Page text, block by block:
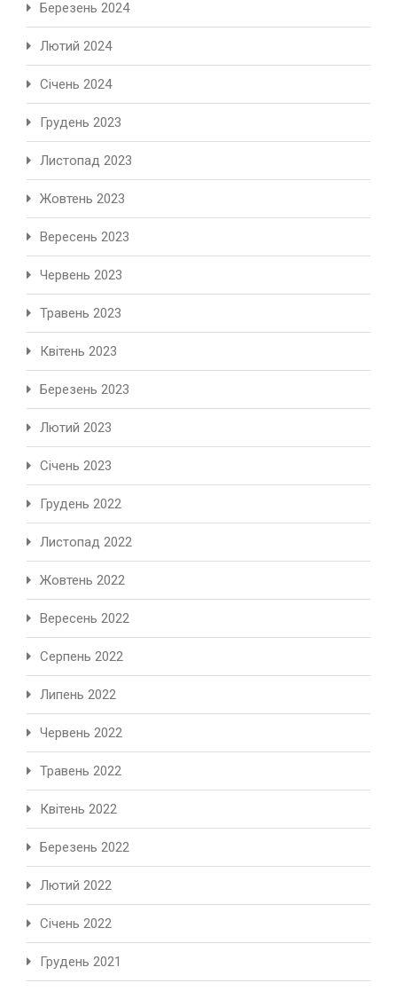
Березень 2024
Лютий 2024
Січень 2024
Грудень 2023
Листопад 2023
Жовтень 2023
Вересень 2023
Червень 2023
Травень 2023
Квітень 2023
Березень 2023
Лютий 2023
Січень 2023
Грудень 2022
Листопад 2022
Жовтень 2022
Вересень 2022
Серпень 2022
Липень 2022
Червень 2022
Травень 2022
Квітень 2022
Березень 2022
Лютий 2022
Січень 2022
Грудень 2021